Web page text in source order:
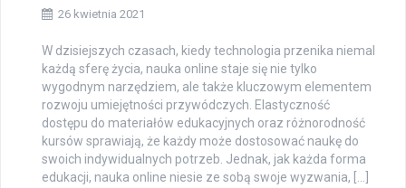
26 kwietnia 2021
W dzisiejszych czasach, kiedy technologia przenika niemal
każdą sferę życia, nauka online staje się nie tylko
wygodnym narzędziem, ale także kluczowym elementem
rozwoju umiejętności przywódczych. Elastyczność
dostępu do materiałów edukacyjnych oraz różnorodność
kursów sprawiają, że każdy może dostosować naukę do
swoich indywidualnych potrzeb. Jednak, jak każda forma
edukacji, nauka online niesie ze sobą swoje wyzwania, […]